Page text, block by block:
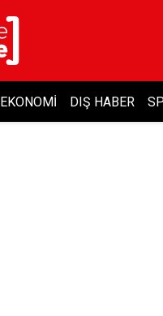
EKONOMI DIŞ HABER